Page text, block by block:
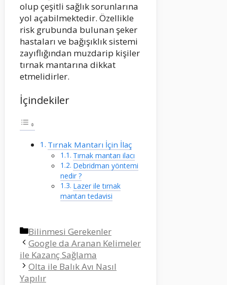
olup çeşitli sağlık sorunlarına
yol açabilmektedir. Özellikle
risk grubunda bulunan şeker
hastaları ve bağışıklık sistemi
zayıflığından muzdarip kişiler
tırnak mantarına dikkat
etmelidirler.
İçindekiler
Tırnak Mantarı İçin İlaç
Tırnak mantarı ilacı
Debridman yöntemi
nedir ?
Lazer ile tırnak
mantarı tedavisi
Kategoriler
Bilinmesi Gerekenler
Google da Aranan Kelimeler
ile Kazanç Sağlama
Olta ile Balık Avı Nasıl
Yapılır